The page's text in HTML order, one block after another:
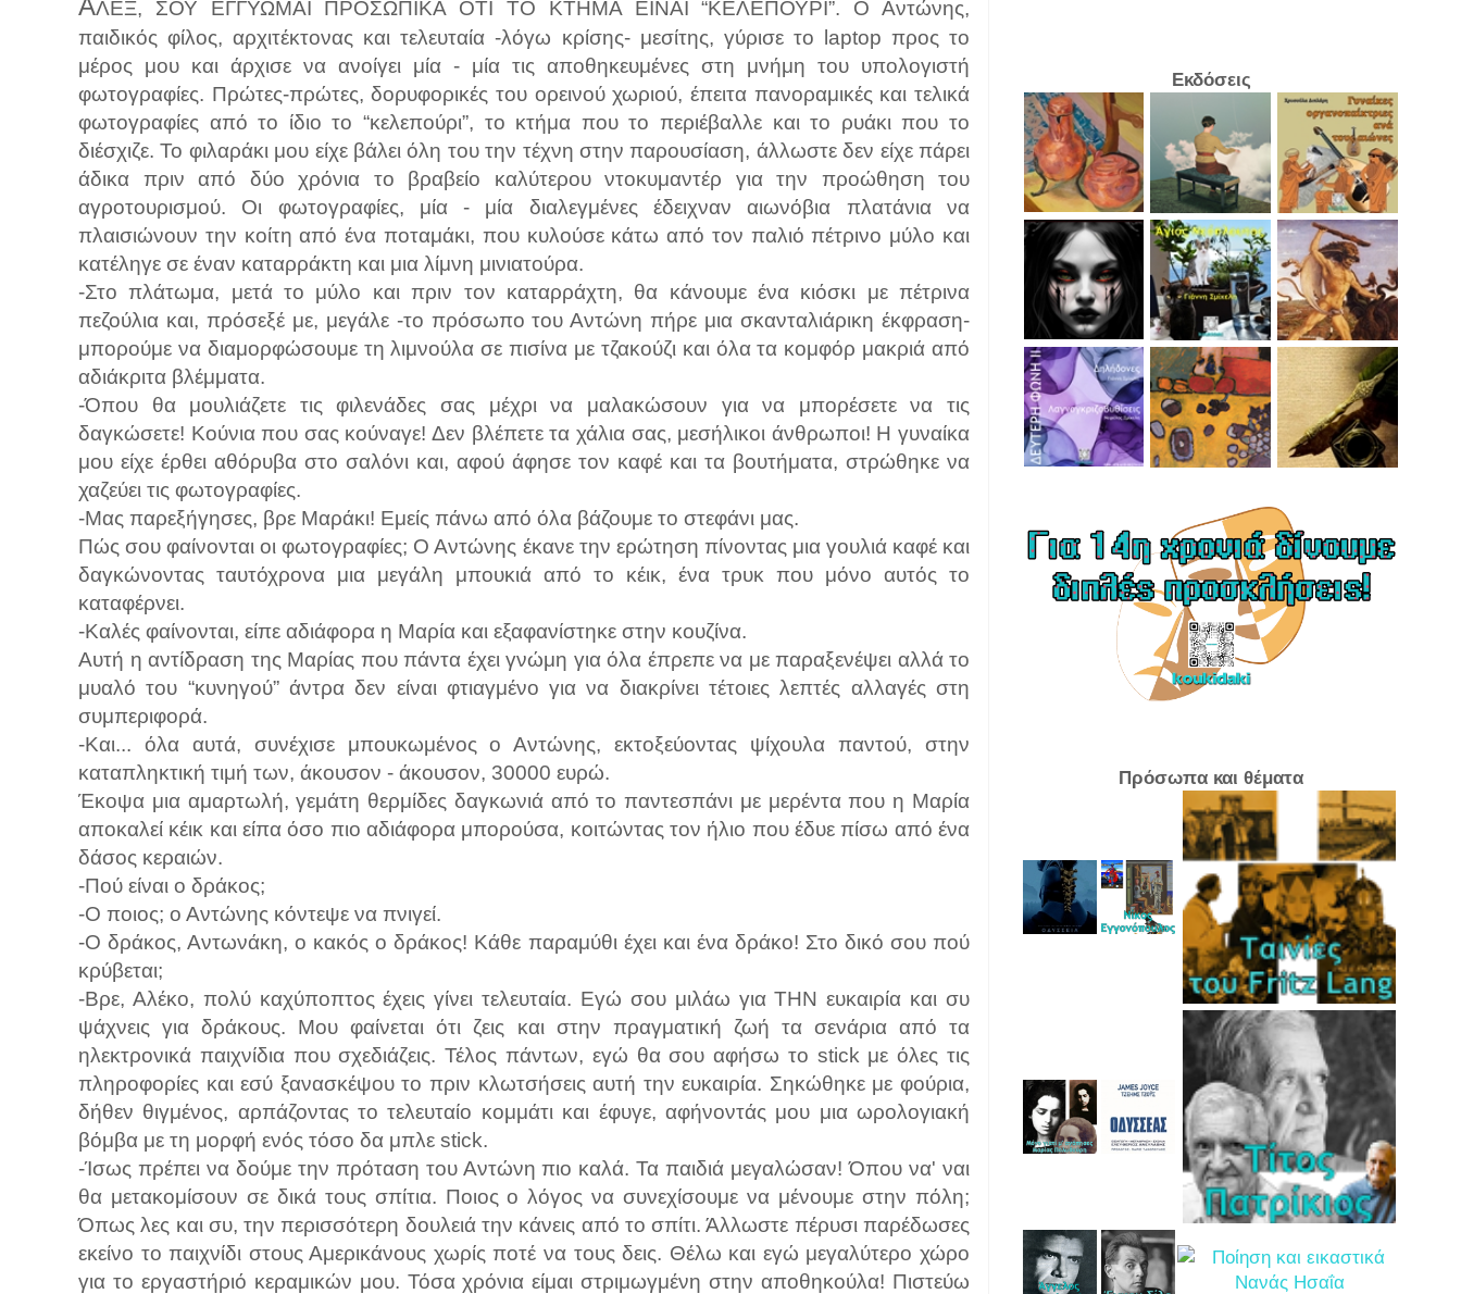
ΑΛΕΞ, ΣΟΥ ΕΓΓΥΩΜΑΙ ΠΡΟΣΩΠΙΚΑ ΟΤΙ ΤΟ ΚΤΗΜΑ ΕΙΝΑΙ “ΚΕΛΕΠΟΥΡΙ”. Ο Αντώνης,
παιδικός φίλος, αρχιτέκτονας και τελευταία -λόγω κρίσης- μεσίτης, γύρισε το laptop προς το
μέρος μου και άρχισε να ανοίγει μία - μία τις αποθηκευμένες στη μνήμη του υπολογιστή
φωτογραφίες. Πρώτες-πρώτες, δορυφορικές του ορεινού χωριού, έπειτα πανοραμικές και τελικά
φωτογραφίες από το ίδιο το “κελεπούρι”, το κτήμα που το περιέβαλλε και το ρυάκι που το
διέσχιζε. Το φιλαράκι μου είχε βάλει όλη του την τέχνη στην παρουσίαση, άλλωστε δεν είχε πάρει
άδικα πριν από δύο χρόνια το βραβείο καλύτερου ντοκυμαντέρ για την προώθηση του
αγροτουρισμού. Οι φωτογραφίες, μία - μία διαλεγμένες έδειχναν αιωνόβια πλατάνια να
πλαισιώνουν την κοίτη από ένα ποταμάκι, που κυλούσε κάτω από τον παλιό πέτρινο μύλο και
κατέληγε σε έναν καταρράκτη και μια λίμνη μινιατούρα.
-Στο πλάτωμα, μετά το μύλο και πριν τον καταρράχτη, θα κάνουμε ένα κιόσκι με πέτρινα
πεζούλια και, πρόσεξέ με, μεγάλε -το πρόσωπο του Αντώνη πήρε μια σκανταλιάρικη έκφραση-
μπορούμε να διαμορφώσουμε τη λιμνούλα σε πισίνα με τζακούζι και όλα τα κομφόρ μακριά από
αδιάκριτα βλέμματα.
-Όπου θα μουλιάζετε τις φιλενάδες σας μέχρι να μαλακώσουν για να μπορέσετε να τις
δαγκώσετε! Κούνια που σας κούναγε! Δεν βλέπετε τα χάλια σας, μεσήλικοι άνθρωποι! Η γυναίκα
μου είχε έρθει αθόρυβα στο σαλόνι και, αφού άφησε τον καφέ και τα βουτήματα, στρώθηκε να
χαζεύει τις φωτογραφίες.
-Μας παρεξήγησες, βρε Μαράκι! Εμείς πάνω από όλα βάζουμε το στεφάνι μας.
Πώς σου φαίνονται οι φωτογραφίες; Ο Αντώνης έκανε την ερώτηση πίνοντας μια γουλιά καφέ και
δαγκώνοντας ταυτόχρονα μια μεγάλη μπουκιά από το κέικ, ένα τρυκ που μόνο αυτός το
καταφέρνει.
-Καλές φαίνονται, είπε αδιάφορα η Μαρία και εξαφανίστηκε στην κουζίνα.
Αυτή η αντίδραση της Μαρίας που πάντα έχει γνώμη για όλα έπρεπε να με παραξενέψει αλλά το
μυαλό του “κυνηγού” άντρα δεν είναι φτιαγμένο για να διακρίνει τέτοιες λεπτές αλλαγές στη
συμπεριφορά.
-Και... όλα αυτά, συνέχισε μπουκωμένος ο Αντώνης, εκτοξεύοντας ψίχουλα παντού, στην
καταπληκτική τιμή των, άκουσον - άκουσον, 30000 ευρώ.
Έκοψα μια αμαρτωλή, γεμάτη θερμίδες δαγκωνιά από το παντεσπάνι με μερέντα που η Μαρία
αποκαλεί κέικ και είπα όσο πιο αδιάφορα μπορούσα, κοιτώντας τον ήλιο που έδυε πίσω από ένα
δάσος κεραιών.
-Πού είναι ο δράκος;
-Ο ποιος; ο Αντώνης κόντεψε να πνιγεί.
-Ο δράκος, Αντωνάκη, ο κακός ο δράκος! Κάθε παραμύθι έχει και ένα δράκο! Στο δικό σου πού
κρύβεται;
-Βρε, Αλέκο, πολύ καχύποπτος έχεις γίνει τελευταία. Εγώ σου μιλάω για ΤΗΝ ευκαιρία και συ
ψάχνεις για δράκους. Μου φαίνεται ότι ζεις και στην πραγματική ζωή τα σενάρια από τα
ηλεκτρονικά παιχνίδια που σχεδιάζεις. Τέλος πάντων, εγώ θα σου αφήσω το stick με όλες τις
πληροφορίες και εσύ ξανασκέψου το πριν κλωτσήσεις αυτή την ευκαιρία. Σηκώθηκε με φούρια,
δήθεν θιγμένος, αρπάζοντας το τελευταίο κομμάτι και έφυγε, αφήνοντάς μου μια ωρολογιακή
βόμβα με τη μορφή ενός τόσο δα μπλε stick.
-Ίσως πρέπει να δούμε την πρόταση του Αντώνη πιο καλά. Τα παιδιά μεγαλώσαν! Όπου να' ναι
θα μετακομίσουν σε δικά τους σπίτια. Ποιος ο λόγος να συνεχίσουμε να μένουμε στην πόλη;
Όπως λες και συ, την περισσότερη δουλειά την κάνεις από το σπίτι. Άλλωστε πέρυσι παρέδωσες
εκείνο το παιχνίδι στους Αμερικάνους χωρίς ποτέ να τους δεις. Θέλω και εγώ μεγαλύτερο χώρο
για το εργαστήριό κεραμικών μου. Τόσα χρόνια είμαι στριμωγμένη στην αποθηκούλα! Πιστεύω
Εκδόσεις
Πρόσωπα και θέματα